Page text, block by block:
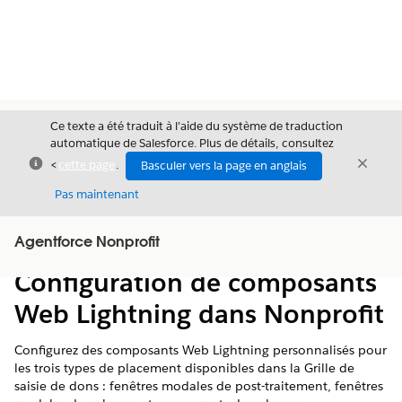
Fermer
Ce texte a été traduit à l’aide du système de traduction
automatique de Salesforce. Plus de détails, consultez
<cette page .
Basculer vers la page en anglais
Pas maintenant
Fermer
Agentforce Nonprofit
Afficher la table des matières
Table des
Configuration de composants
Web Lightning dans Nonprofit
Configurez des composants Web Lightning personnalisés pour
les trois types de placement disponibles dans la Grille de
saisie de dons : fenêtres modales de post-traitement, fenêtres